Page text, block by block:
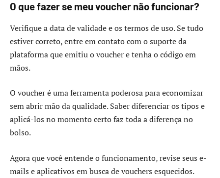
O que fazer se meu voucher não funcionar?
Verifique a data de validade e os termos de uso. Se tudo
estiver correto, entre em contato com o suporte da
plataforma que emitiu o voucher e tenha o código em
mãos.
O voucher é uma ferramenta poderosa para economizar
sem abrir mão da qualidade. Saber diferenciar os tipos e
aplicá-los no momento certo faz toda a diferença no
bolso.
Agora que você entende o funcionamento, revise seus e-
mails e aplicativos em busca de vouchers esquecidos.